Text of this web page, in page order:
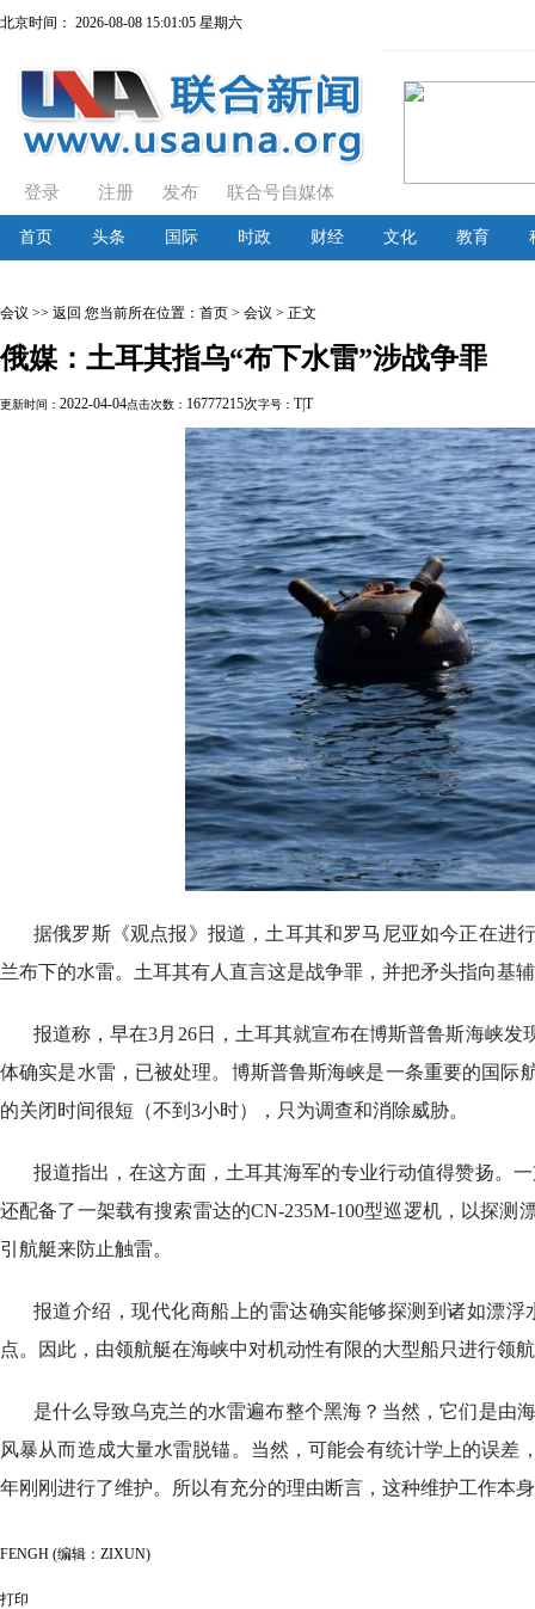
北京时间： 2026-08-08 15:01:05 星期六
登录 注册 发布 联合号自媒体
首页 头条 国际 时政 财经 文化 教育
会议 >> 返回 您当前所在位置： 首页 > 会议 > 正文
俄媒：土耳其指乌“布下水雷”涉战争罪
更新时间： 2022-04-04点击次数： 16777215次字号： T|T
据俄罗斯《观点报》报道，土耳其和罗马尼亚如今正在进
兰布下的水雷。土耳其有人直言这是战争罪，并把矛头指向基
报道称，早在3月26日，土耳其就宣布在博斯普鲁斯海峡
体确实是水雷，已被处理。博斯普鲁斯海峡是一条重要的国
的关闭时间很短（不到3小时），只为调查和消除威胁。
报道指出，在这方面，土耳其海军的专业行动值得赞扬。
还配备了一架载有搜索雷达的CN-235M-100型巡逻机，以探
引航艇来防止触雷。
报道介绍，现代化商船上的雷达确实能够探测到诸如漂
点。因此，由领航艇在海峡中对机动性有限的大型船只进行领
是什么导致乌克兰的水雷遍布整个黑海？当然，它们是由
风暴从而造成大量水雷脱锚。当然，可能会有统计学上的误
年刚刚进行了维护。所以有充分的理由断言，这种维护工作本
FENGH (编辑：ZIXUN)
打印